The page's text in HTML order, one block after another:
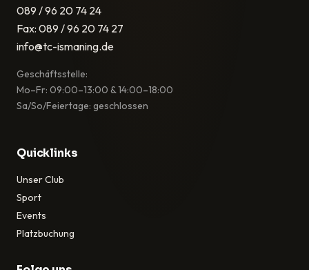
089 / 96 20 74 24
Fax: 089 / 96 20 74 27
info@tc-ismaning.de
Geschäftsstelle:
Mo–Fr: 09:00–13:00 & 14:00–18:00
Sa/So/Feiertage: geschlossen
Quicklinks
Unser Club
Sport
Events
Platzbuchung